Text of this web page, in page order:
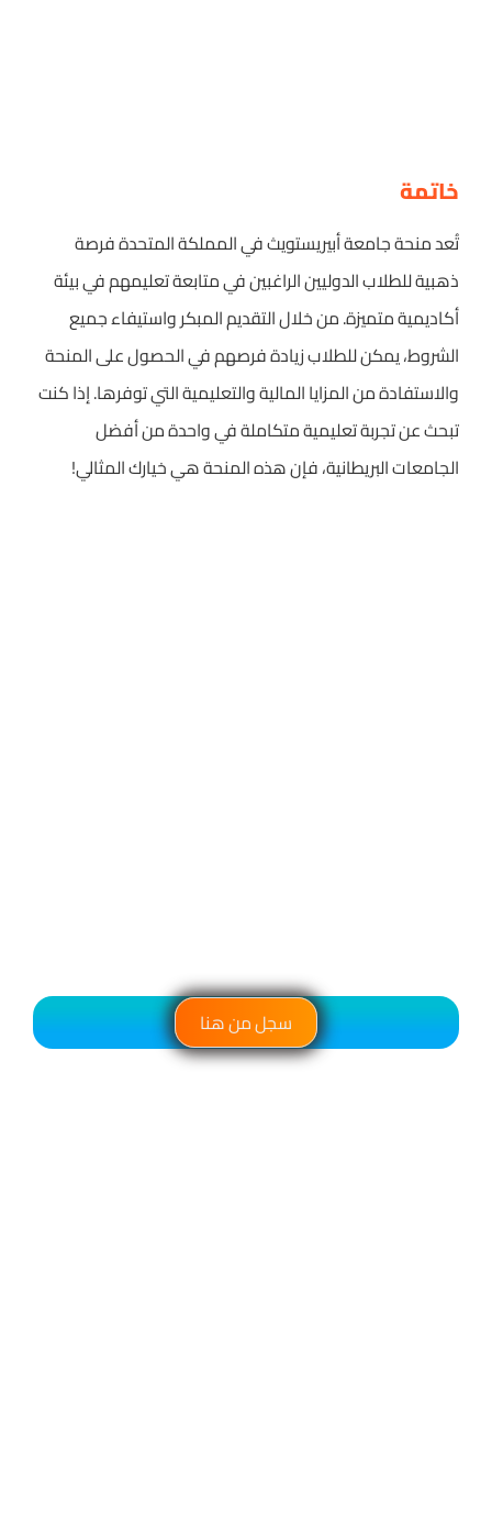
خاتمة
تُعد منحة جامعة أبيريستويث في المملكة المتحدة فرصة
ذهبية للطلاب الدوليين الراغبين في متابعة تعليمهم في بيئة
أكاديمية متميزة. من خلال التقديم المبكر واستيفاء جميع
الشروط، يمكن للطلاب زيادة فرصهم في الحصول على المنحة
والاستفادة من المزايا المالية والتعليمية التي توفرها. إذا كنت
تبحث عن تجربة تعليمية متكاملة في واحدة من أفضل
الجامعات البريطانية، فإن هذه المنحة هي خيارك المثالي!
سجل من هنا